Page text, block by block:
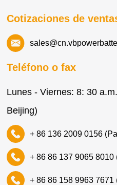
Cotizaciones de
Teléfono o fax
Lunes - Viernes: 8: 30
Beijing)
+ 86 136 2009 0156
+ 86 86 137 9065
+ 86 86 158 9963